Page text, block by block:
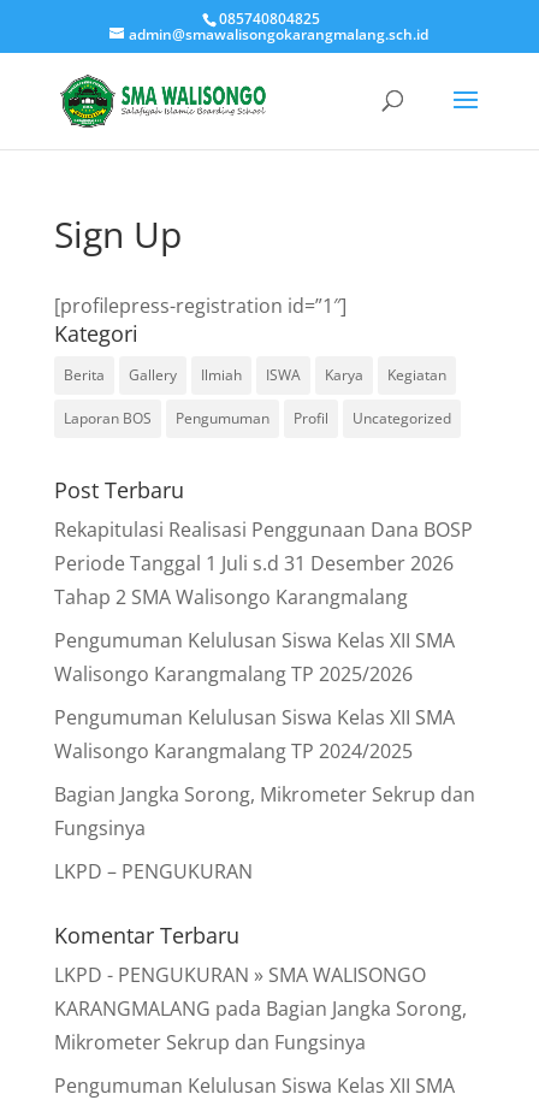
085740804825
admin@smawalisongokarangmalang.sch.id
Sign Up
[profilepress-registration id=”1″]
Kategori
Berita Gallery Ilmiah ISWA Karya Kegiatan
Laporan BOS Pengumuman Profil Uncategorized
Post Terbaru
Rekapitulasi Realisasi Penggunaan Dana BOSP
Periode Tanggal 1 Juli s.d 31 Desember 2026
Tahap 2 SMA Walisongo Karangmalang
Pengumuman Kelulusan Siswa Kelas XII SMA
Walisongo Karangmalang TP 2025/2026
Pengumuman Kelulusan Siswa Kelas XII SMA
Walisongo Karangmalang TP 2024/2025
Bagian Jangka Sorong, Mikrometer Sekrup dan
Fungsinya
LKPD – PENGUKURAN
Komentar Terbaru
LKPD - PENGUKURAN » SMA WALISONGO
KARANGMALANG pada Bagian Jangka Sorong,
Mikrometer Sekrup dan Fungsinya
Pengumuman Kelulusan Siswa Kelas XII SMA